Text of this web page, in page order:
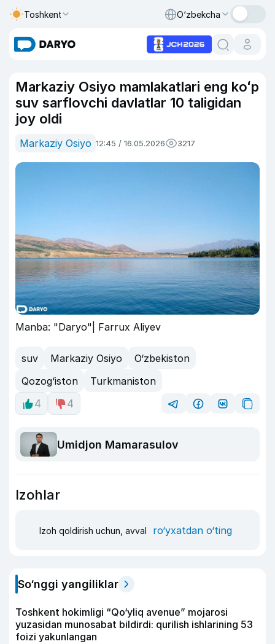
Toshkent O‘zbekcha
Markaziy Osiyo mamlakatlari eng koʻp
suv sarflovchi davlatlar 10 taligidan
joy oldi
Markaziy Osiyo 12:45 / 16.05.2026 3217
Manba: "Daryo"| Farrux Aliyev
suv Markaziy Osiyo
O‘zbekiston
Qozog‘iston
Turkmaniston
4
4
Umidjon Mamarasulov
Izohlar
Izoh qoldirish uchun, avval ro‘yxatdan o‘ting
So‘nggi yangiliklar
Toshkent hokimligi “Qo‘yliq avenue” mojarosi
yuzasidan munosabat bildirdi: qurilish ishlarining 53
foizi yakunlangan